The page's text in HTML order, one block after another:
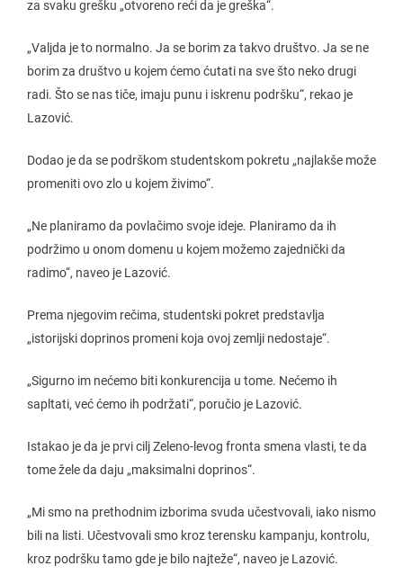
za svaku grešku „otvoreno reći da je greška“.
„Valjda je to normalno. Ja se borim za takvo društvo. Ja se ne
borim za društvo u kojem ćemo ćutati na sve što neko drugi
radi. Što se nas tiče, imaju punu i iskrenu podršku“, rekao je
Lazović.
Dodao je da se podrškom studentskom pokretu „najlakše može
promeniti ovo zlo u kojem živimo“.
„Ne planiramo da povlačimo svoje ideje. Planiramo da ih
podržimo u onom domenu u kojem možemo zajednički da
radimo“, naveo je Lazović.
Prema njegovim rečima, studentski pokret predstavlja
„istorijski doprinos promeni koja ovoj zemlji nedostaje“.
„Sigurno im nećemo biti konkurencija u tome. Nećemo ih
sapltati, već ćemo ih podržati“, poručio je Lazović.
Istakao je da je prvi cilj Zeleno-levog fronta smena vlasti, te da
tome žele da daju „maksimalni doprinos“.
„Mi smo na prethodnim izborima svuda učestvovali, iako nismo
bili na listi. Učestvovali smo kroz terensku kampanju, kontrolu,
kroz podršku tamo gde je bilo najteže“, naveo je Lazović.